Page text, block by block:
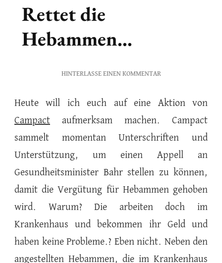
Rettet die
Hebammen…
HINTERLASSE EINEN KOMMENTARZU
DIE
HEBAMMEN…
Heute will ich euch auf eine Aktion von
Campact aufmerksam machen. Campact
sammelt momentan Unterschriften und
Unterstützung, um einen Appell an
Gesundheitsminister Bahr stellen zu können,
damit die Vergütung für Hebammen gehoben
wird. Warum? Die arbeiten doch im
Krankenhaus und bekommen ihr Geld und
haben keine Probleme.? Eben nicht. Neben den
angestellten Hebammen, die im Krankenhaus